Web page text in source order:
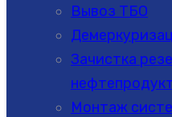
Вывоз ТБО
Зачистка
Монтаж